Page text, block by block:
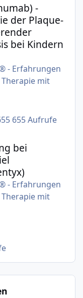
-
der Plaque-
bei Kindern
- Erfahrungen
mit
655 Aufrufe
Beispiel
bei
- Erfahrungen
mit